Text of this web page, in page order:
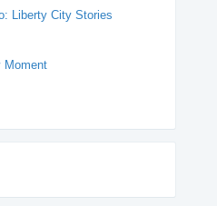
Liberty City Stories
Moment